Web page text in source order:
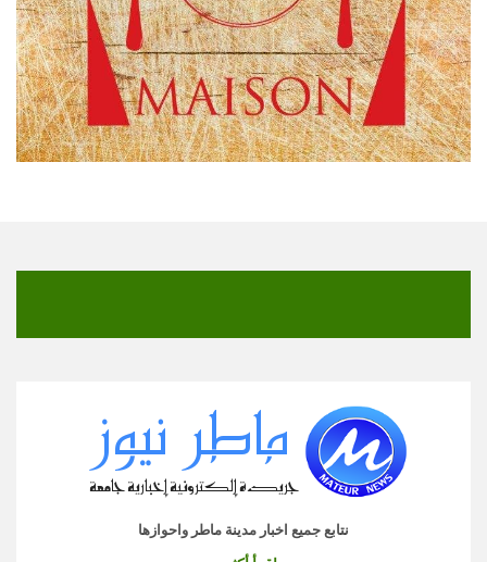
نتابع جميع اخبار مدينة ماطر واحوازها